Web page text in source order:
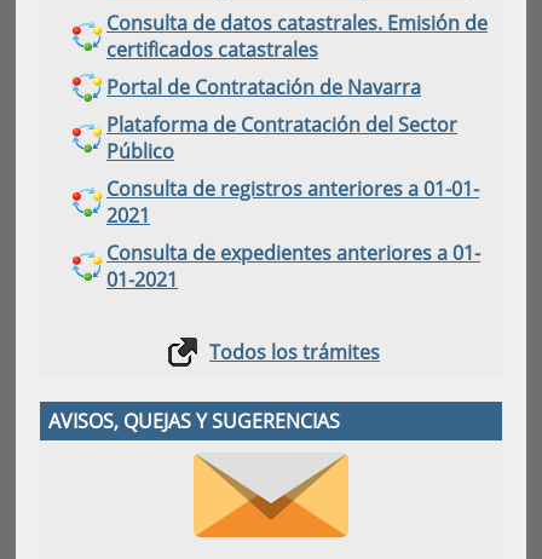
Consulta de datos catastrales. Emisión de
certificados catastrales
Portal de Contratación de Navarra
Plataforma de Contratación del Sector
Público
Consulta de registros anteriores a 01-01-
2021
Consulta de expedientes anteriores a 01-
01-2021
Todos los trámites
AVISOS, QUEJAS Y SUGERENCIAS